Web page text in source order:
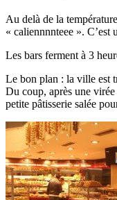
Au delà de la
« caliennnnteee ».
Les bars ferment à 3
Le bon plan : la ville est
Du coup, après une
petite pâtisserie salée